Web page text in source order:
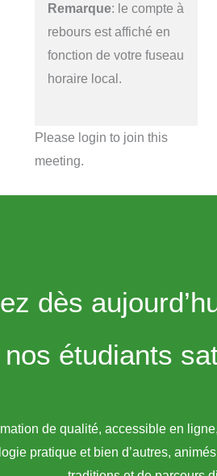
Remarque: le compte à
rebours est affiché en
fonction de votre fuseau
horaire local.
Please login to join this
meeting.
dès
nos étudiants
de qualité, accessible en
pratique et bien d’autres,